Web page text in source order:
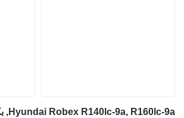
Hyundai Robex R140lc-9a, R160lc-9a, بكرة العمود المرفقي Zuac-00491 ZUAC-00491 لـ حفارة Hyundai Robex